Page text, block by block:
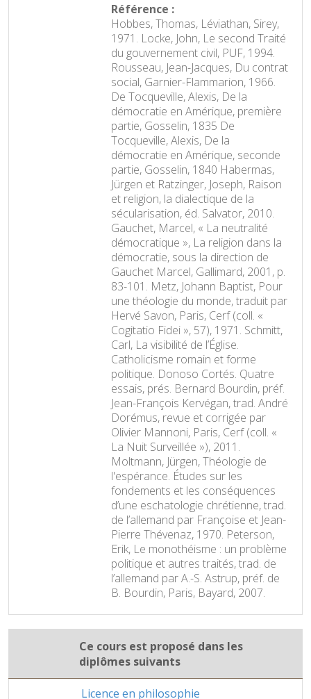
Référence :
Hobbes, Thomas, Léviathan, Sirey,
1971. Locke, John, Le second Traité
du gouvernement civil, PUF, 1994.
Rousseau, Jean-Jacques, Du contrat
social, Garnier-Flammarion, 1966.
De Tocqueville, Alexis, De la
démocratie en Amérique, première
partie, Gosselin, 1835 De
Tocqueville, Alexis, De la
démocratie en Amérique, seconde
partie, Gosselin, 1840 Habermas,
Jürgen et Ratzinger, Joseph, Raison
et religion, la dialectique de la
sécularisation, éd. Salvator, 2010.
Gauchet, Marcel, « La neutralité
démocratique », La religion dans la
démocratie, sous la direction de
Gauchet Marcel, Gallimard, 2001, p.
83-101. Metz, Johann Baptist, Pour
une théologie du monde, traduit par
Hervé Savon, Paris, Cerf (coll. «
Cogitatio Fidei », 57), 1971. Schmitt,
Carl, La visibilité de l’Église.
Catholicisme romain et forme
politique. Donoso Cortés. Quatre
essais, prés. Bernard Bourdin, préf.
Jean-François Kervégan, trad. André
Dorémus, revue et corrigée par
Olivier Mannoni, Paris, Cerf (coll. «
La Nuit Surveillée »), 2011.
Moltmann, Jürgen, Théologie de
l'espérance. Études sur les
fondements et les conséquences
d’une eschatologie chrétienne, trad.
de l’allemand par Françoise et Jean-
Pierre Thévenaz, 1970. Peterson,
Erik, Le monothéisme : un problème
politique et autres traités, trad. de
l’allemand par A.-S. Astrup, préf. de
B. Bourdin, Paris, Bayard, 2007.
Ce cours est proposé dans les
diplômes suivants
Licence en philosophie